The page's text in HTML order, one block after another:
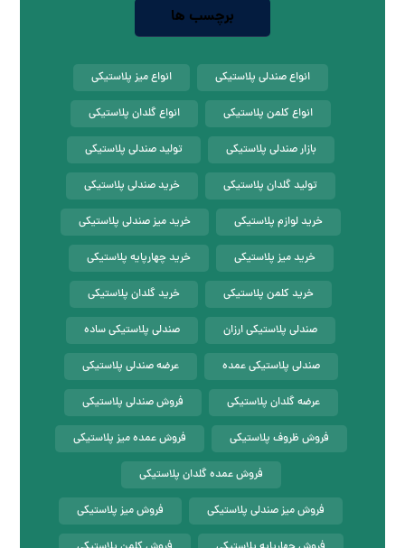
برچسب ها
انواع صندلی پلاستیکی انواع میز پلاستیکی
انواع کلمن پلاستیکی انواع گلدان پلاستیکی
بازار صندلی پلاستیکی تولید صندلی پلاستیکی
تولید گلدان پلاستیکی خرید صندلی پلاستیکی
خرید لوازم پلاستیکی خرید میز صندلی پلاستیکی
خرید میز پلاستیکی خرید چهارپایه پلاستیکی
خرید کلمن پلاستیکی خرید گلدان پلاستیکی
صندلی پلاستیکی ارزان صندلی پلاستیکی ساده
صندلی پلاستیکی عمده عرضه صندلی پلاستیکی
عرضه گلدان پلاستیکی فروش صندلی پلاستیکی
فروش ظروف پلاستیکی فروش عمده میز پلاستیکی
فروش عمده گلدان پلاستیکی
فروش میز صندلی پلاستیکی فروش میز پلاستیکی